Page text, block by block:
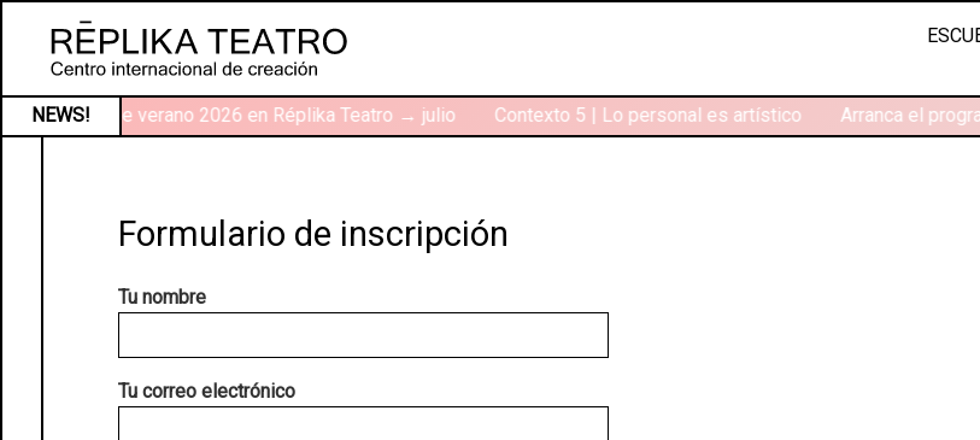
NEWS!
Talleres de verano 2026 en Réplika Teatro → julio Contexto 5 | Lo personal es artístico Arranca el
Formulario de inscripción
Tu nombre
Tu correo electrónico